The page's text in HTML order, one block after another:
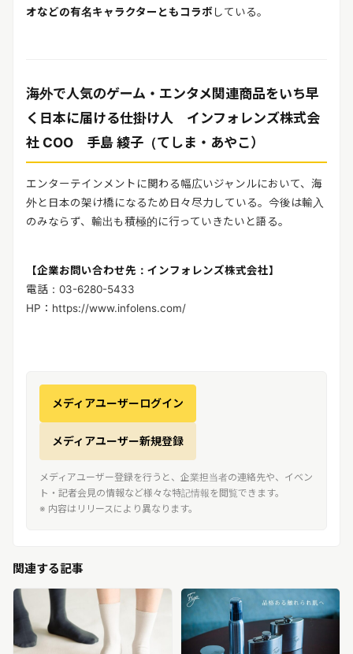
オなどの有名キャラクターともコラボ している。
海外で人気のゲーム・エンタメ関連商品をいち早
く日本に届ける仕掛け人
インフォレンズ株式会
社 COO 手島 綾子（てしま・あやこ）
エンターテインメントに関わる幅広いジャンルにおいて、海
外と日本の架け橋になるため日々尽力している。今後は輸入
のみならず、輸出も積極的に行っていきたいと語る。
【企業お問い合わせ先：インフォレンズ株式会社】
電話：03-6280-5433
HP：https://www.infolens.com/
メディアユーザーログイン
メディアユーザー新規登録
メディアユーザー登録を行うと、企業担当者の連絡先や、イベン
ト・記者会見の情報など様々な特記情報を閲覧できます。
※ 内容はリリースにより異なります。
関連する記事